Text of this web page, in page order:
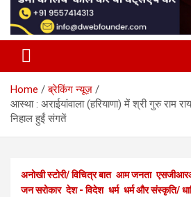
Home
ब्रेकिंग न्यूज़
आस्था : अराईयांवाला (हरियाणा) में श्री गुरु राम
निहाल हुईं संगतें
अनोखी स्टोरी/ विचित्र बात आम जनता
जन सरोकार देश - विदेश धर्म धर्म और संस्कृति/